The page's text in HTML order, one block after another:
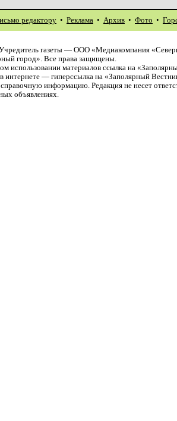
редактору • Реклама • Архив • Фото •
газеты — ООО «Медиакомпания
город». Все права защищены.
использовании материалов ссылка на
интернете — гиперссылка на «Заполярный
справочную информацию. Редакция не несет
объявлениях.